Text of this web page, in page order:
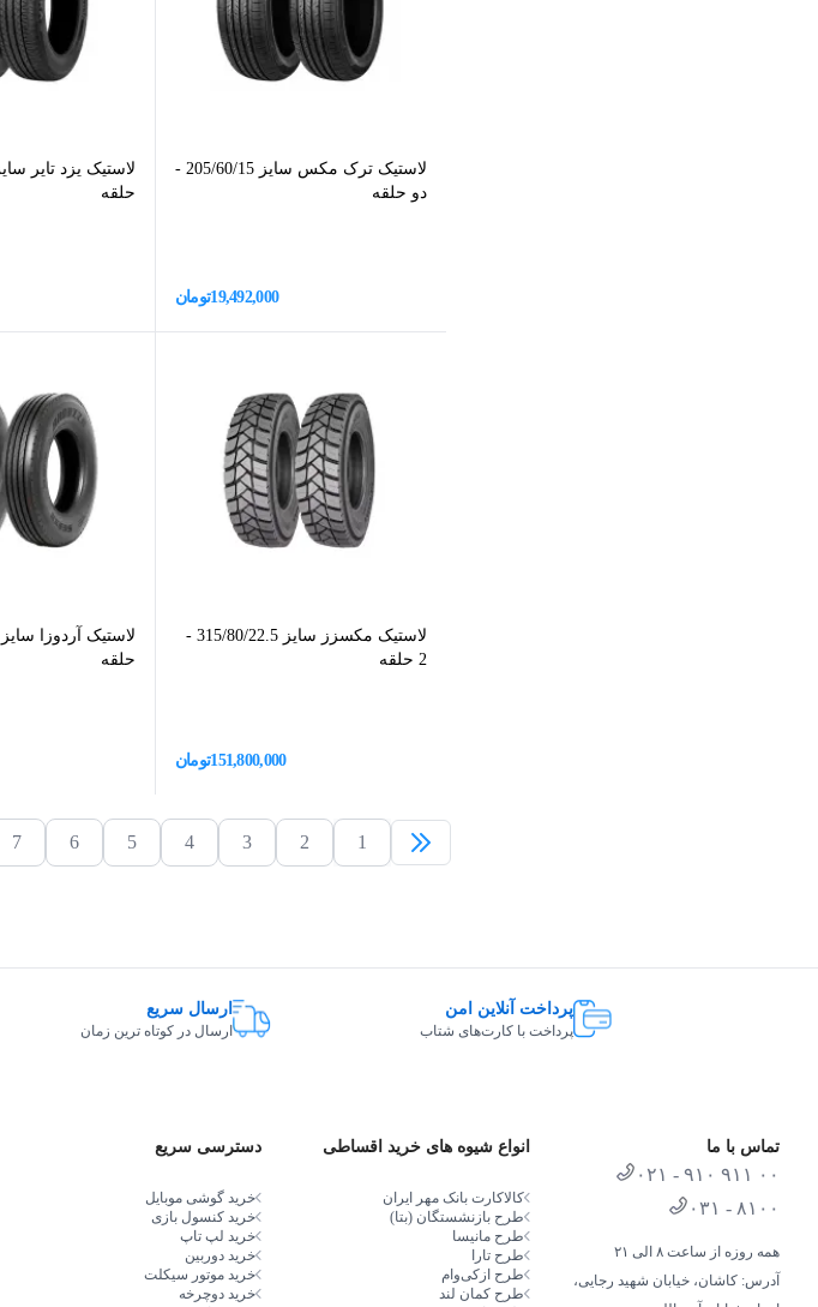
لاستیک ترک مکس سایز 205/60/15 -
دو حلقه
19,492,000تومان
حلقه
لاستیک مکسزز سایز 315/80/22.5 -
2 حلقه
151,800,000تومان
حلقه
1
2
3
4
5
6
7
پرداخت آنلاین امن
پرداخت با کارت‌های شتاب
ارسال سریع
ارسال در کوتاه ترین زمان
تماس با ما
۰۲۱ - ۹۱۰ ۹۱۱ ۰۰
۰۳۱ - ۸۱۰۰
همه روزه از ساعت ۸ الی ۲۱
آدرس: کاشان، خیابان شهید رجایی،
انواع شیوه های خرید اقساطی
کالاکارت بانک مهر ایران
طرح بازنشستگان (بتا)
طرح مانیسا
طرح تارا
طرح از‌کی‌وام
طرح کمان لند
دسترسی سریع
خرید گوشی موبایل
خرید کنسول بازی
خرید لپ تاپ
خرید دوربین
خرید موتور سیکلت
خرید دوچرخه